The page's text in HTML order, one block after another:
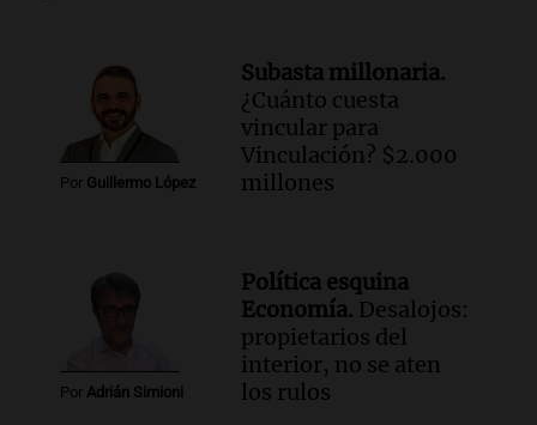
Panorama Federal
Episodios
Audio.Una mujer de 40 años muere en
un accidente en la Ruta 321 cerca de
García Fernández
El Tesoro Nacional captura 12
billones de pesos y genera excedente de
liquidez de 4 billones
Episodios
Por Guillermo López
Subasta millonaria.
¿Cuánto cuesta
vincular para
Vinculación? $2.000
millones
Por Adrián Simioni
Política esquina
Economía. Desalojos:
propietarios del
interior, no se aten
los rulos